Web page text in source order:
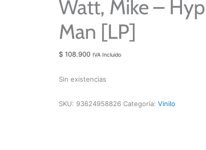
Watt, Mike –
Man [LP]
$ 108.900 IVA Incluido
Sin existencias
SKU: 93624958826 Categoría:Vinilo